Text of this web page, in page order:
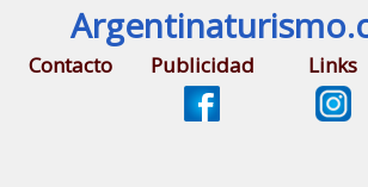
Contacto Publicidad Links